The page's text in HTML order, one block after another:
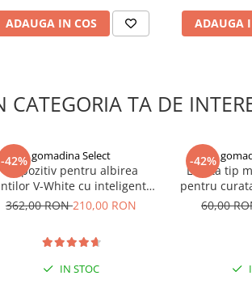
ADAUGA IN COS ADAUGA
CATEGORIA TA DE
-42% gomadina Select
Dispozitiv pentru albirea
V-White cu inteligenta
artificiala
362,00 RON210,00 RON
IN STOC
-42%
Laveta tip
pentru
60,00